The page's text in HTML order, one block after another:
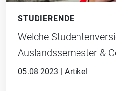
STUDIERENDE
Welche
Auslandssemester &
05.08.2023 |Artikel